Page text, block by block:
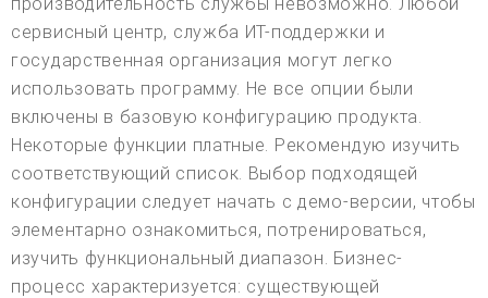
сервисный центр, служба ИТ-поддержки и
государственная организация могут легко
использовать программу. Не все опции были
включены в базовую конфигурацию продукта.
Некоторые функции платные. Рекомендую изучить
соответствующий список. Выбор подходящей
конфигурации следует начать с демо-версии, чтобы
элементарно ознакомиться, потренироваться,
изучить функциональный диапазон. Бизнес-
процесс характеризуется: существующей